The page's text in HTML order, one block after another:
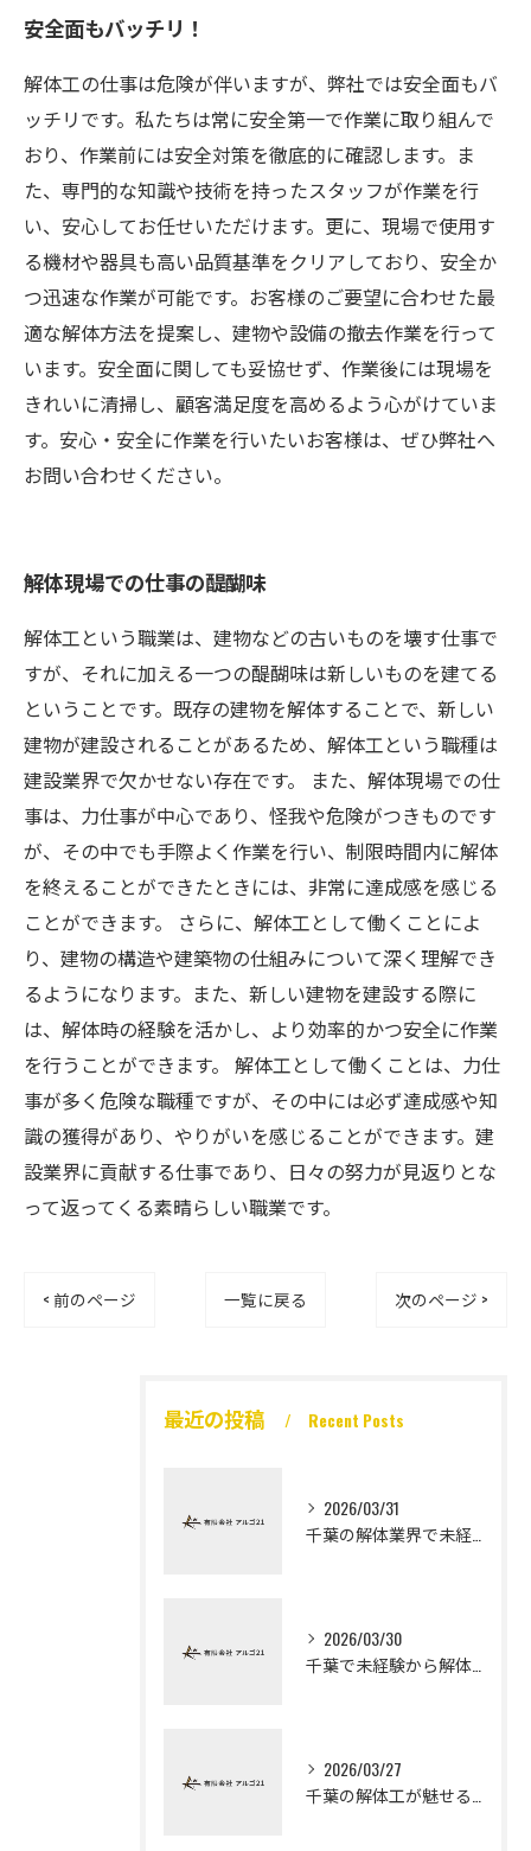
安全面もバッチリ！
解体工の仕事は危険が伴いますが、弊社では安全面もバ
ッチリです。私たちは常に安全第一で作業に取り組んで
おり、作業前には安全対策を徹底的に確認します。ま
た、専門的な知識や技術を持ったスタッフが作業を行
い、安心してお任せいただけます。更に、現場で使用す
る機材や器具も高い品質基準をクリアしており、安全か
つ迅速な作業が可能です。お客様のご要望に合わせた最
適な解体方法を提案し、建物や設備の撤去作業を行って
います。安全面に関しても妥協せず、作業後には現場を
きれいに清掃し、顧客満足度を高めるよう心がけていま
す。安心・安全に作業を行いたいお客様は、ぜひ弊社へ
お問い合わせください。
解体現場での仕事の醍醐味
解体工という職業は、建物などの古いものを壊す仕事で
すが、それに加える一つの醍醐味は新しいものを建てる
ということです。既存の建物を解体することで、新しい
建物が建設されることがあるため、解体工という職種は
建設業界で欠かせない存在です。 また、解体現場での仕
事は、力仕事が中心であり、怪我や危険がつきものです
が、その中でも手際よく作業を行い、制限時間内に解体
を終えることができたときには、非常に達成感を感じる
ことができます。 さらに、解体工として働くことによ
り、建物の構造や建築物の仕組みについて深く理解でき
るようになります。また、新しい建物を建設する際に
は、解体時の経験を活かし、より効率的かつ安全に作業
を行うことができます。 解体工として働くことは、力仕
事が多く危険な職種ですが、その中には必ず達成感や知
識の獲得があり、やりがいを感じることができます。建
設業界に貢献する仕事であり、日々の努力が見返りとな
って返ってくる素晴らしい職業です。
< 前のページ 一覧に戻る 次のページ >
最近の投稿 Recent Posts
2026/03/31
2026/03/30
2026/03/27